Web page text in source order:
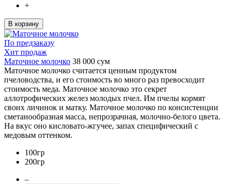
+
В корзину
По предзаказу
Хит продаж
Маточное молочко 38 000 сум
Маточное молочко считается ценным продуктом
пчеловодства, и его стоимость во много раз превосходит
стоимость меда. Маточное молочко это секрет
аллотрофических желез молодых пчел. Им пчелы кормят
своих личинок и матку. Маточное молочко по консистенции
сметанообразная масса, непрозрачная, молочно-белого цвета.
На вкус оно кисловато-жгучее, запах специфический с
медовым оттенком.
100гр
200гр
–